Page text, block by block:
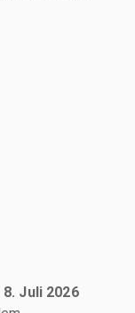
Juli 2026